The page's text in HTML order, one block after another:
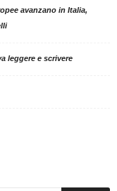
avanzano in Italia,
leggere e scrivere